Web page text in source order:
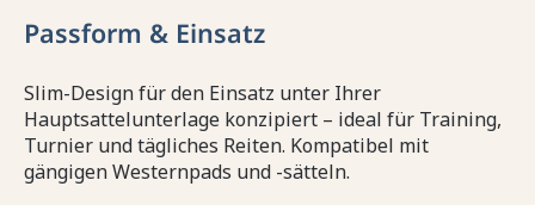
Passform & Einsatz
Slim-Design für den Einsatz unter Ihrer
Hauptsattelunterlage konzipiert – ideal für Training,
Turnier und tägliches Reiten. Kompatibel mit
gängigen Westernpads und -sätteln.